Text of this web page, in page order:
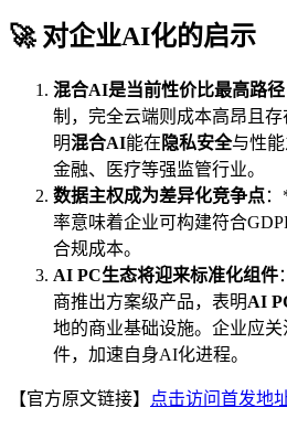
🚀 对企业AI化的启示
混合AI是当前性价比最高路径
制，完全云端则成本高昂且存
明混合AI能在 隐私安全与性
金融、医疗等强监管行业。
数据主权成为差异化竞争点
率意味着企业可构建符合
合规成本。
AI PC生态将迎来标准化组件
商推出方案级产品，表明AI
地的商业基础设施。企业应关
件，加速自身AI化进程。
【官方原文链接】 点击访问首发地